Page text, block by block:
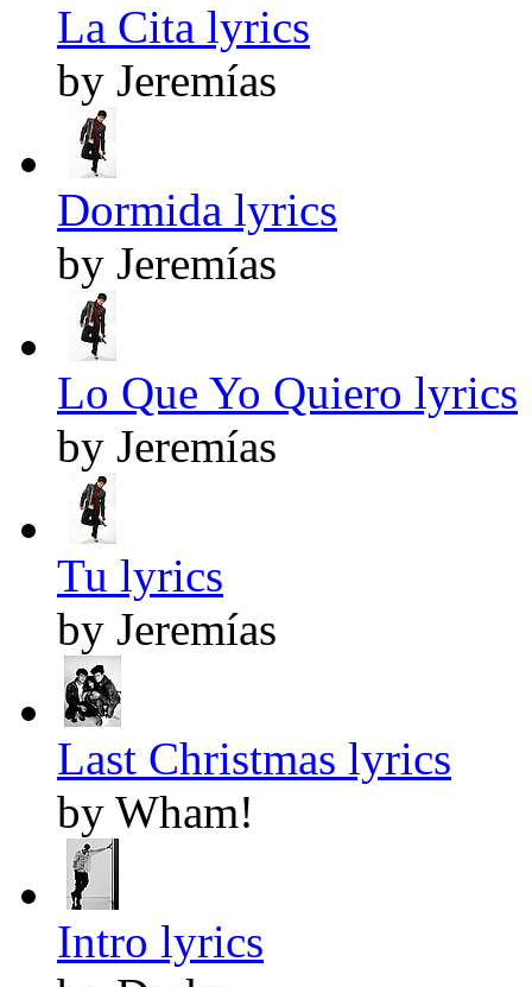
La Cita lyrics
by Jeremías
Dormida lyrics
by Jeremías
Lo Que Yo Quiero lyrics
by Jeremías
Tu lyrics
by Jeremías
Last Christmas lyrics
by Wham!
Intro lyrics